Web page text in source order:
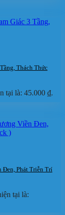
Thách Thức
tại là: 45.000 ₫.
Đen, Phát Triễn Trí
tại là: